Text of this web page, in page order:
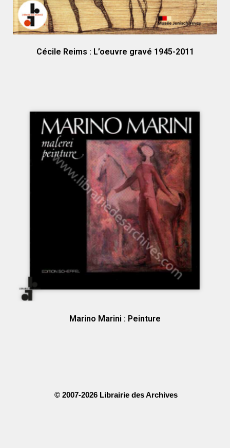
Cécile Reims : L’oeuvre gravé 1945-2011
Marino Marini : Peinture
© 2007-2026 Librairie des Archives